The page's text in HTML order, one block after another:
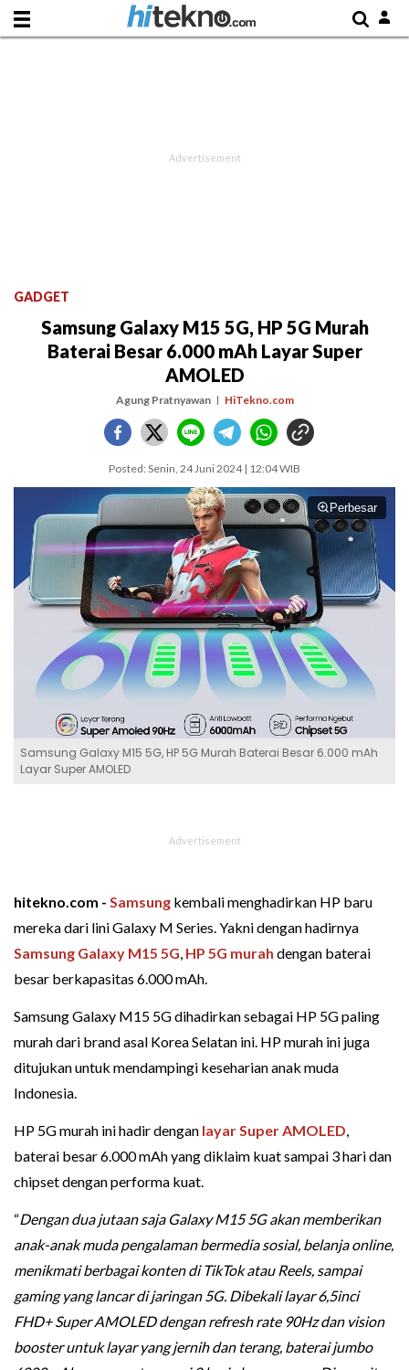
GADGET
Samsung Galaxy M15 5G, HP 5G Murah
Baterai Besar 6.000 mAh Layar Super
AMOLED
Agung Pratnyawan HiTekno.com
Posted: Senin, 24 Juni 2024 | 12:04 WIB
Perbesar
Samsung Galaxy M15 5G, HP 5G Murah Baterai Besar 6.000 mAh
Layar Super AMOLED
hitekno.com - Samsung kembali menghadirkan HP baru
mereka dari lini Galaxy M Series. Yakni dengan hadirnya
Samsung Galaxy M15 5G, HP 5G murah dengan baterai
besar berkapasitas 6.000 mAh.
Samsung Galaxy M15 5G dihadirkan sebagai HP 5G paling
murah dari brand asal Korea Selatan ini. HP murah ini juga
ditujukan untuk mendampingi keseharian anak muda
Indonesia.
HP 5G murah ini hadir dengan layar Super AMOLED,
baterai besar 6.000 mAh yang diklaim kuat sampai 3 hari dan
chipset dengan performa kuat.
“Dengan dua jutaan saja Galaxy M15 5G akan memberikan
anak-anak muda pengalaman bermedia sosial, belanja online,
menikmati berbagai konten di TikTok atau Reels, sampai
gaming yang lancar di jaringan 5G. Dibekali layar 6,5inci
FHD+ Super AMOLED dengan refresh rate 90Hz dan vision
booster untuk layar yang jernih dan terang, baterai jumbo